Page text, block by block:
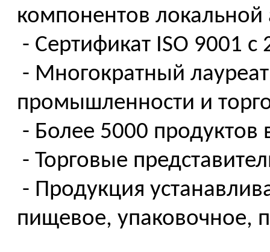
компонентов локальной
- Сертификат ISO 9001 c
- Многократный
промышленности и
- Более 5000 продуктов
- Торговые
- Продукция
пищевое, упаковочное,